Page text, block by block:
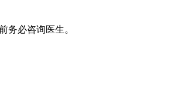
务必咨询医生。